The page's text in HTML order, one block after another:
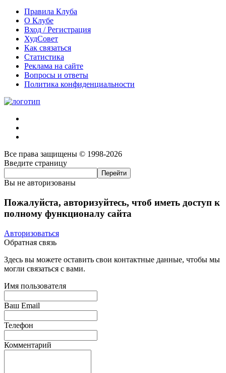
Правила Клуба
О Клубе
Вход / Регистрация
ХудСовет
Как связаться
Статистика
Реклама на сайте
Вопросы и ответы
Политика конфиденциальности
Все права защищены © 1998-2026
Введите страницу
Вы не авторизованы
Пожалуйста, авторизуйтесь, чтоб иметь доступ к
полному функционалу сайта
Авторизоваться
Обратная связь
Здесь вы можете оставить свои контактные данные, чтобы мы
могли связаться с вами.
Имя пользователя
Ваш Email
Телефон
Комментарий